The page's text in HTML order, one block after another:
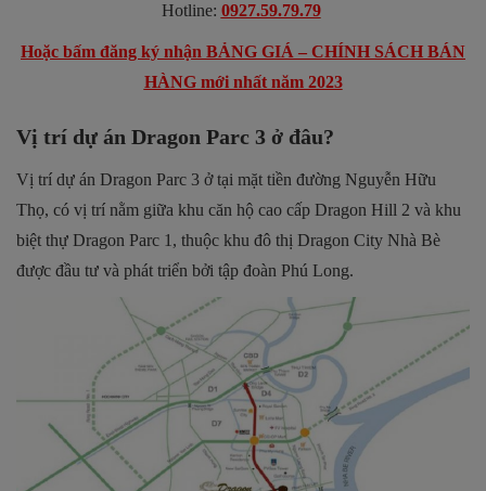
Hotline: 0927.59.79.79
Hoặc bấm đăng ký nhận BẢNG GIÁ – CHÍNH SÁCH BÁN
HÀNG mới nhất năm 2023
Vị trí dự án Dragon Parc 3 ở đâu?
Vị trí dự án Dragon Parc 3 ở tại mặt tiền đường Nguyễn Hữu
Thọ, có vị trí nằm giữa khu căn hộ cao cấp Dragon Hill 2 và khu
biệt thự Dragon Parc 1, thuộc khu đô thị Dragon City Nhà Bè
được đầu tư và phát triển bởi tập đoàn Phú Long.